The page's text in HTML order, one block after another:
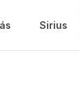
Sirius